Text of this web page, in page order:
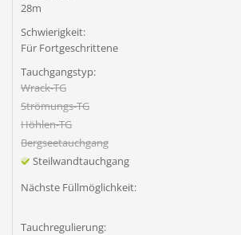
28m
Schwierigkeit:
Für Fortgeschrittene
Tauchgangstyp:
Wrack-TG
Strömungs-TG
Höhlen-TG
Bergseetauchgang
Steilwandtauchgang
Nächste Füllmöglichkeit:
Tauchregulierung: